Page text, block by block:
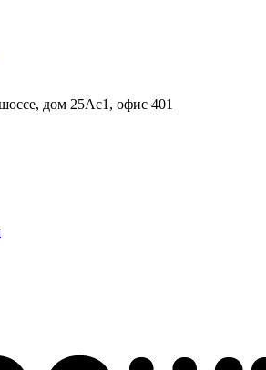
дом 25Аc1, офис 401